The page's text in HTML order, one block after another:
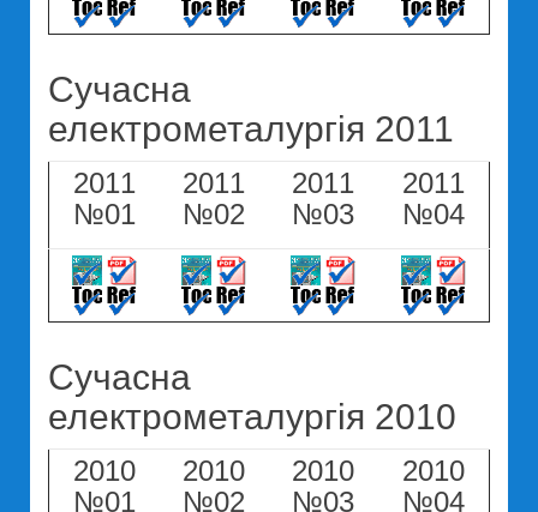
Сучасна
електрометалургія 2011
2011
№01
2011
№02
2011
№03
2011
№04
Сучасна
електрометалургія 2010
2010
№01
2010
№02
2010
№03
2010
№04